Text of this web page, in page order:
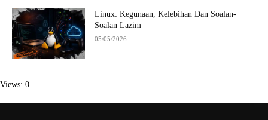
Linux: Kegunaan, Kelebihan Dan Soalan-
Soalan Lazim
05/05/2026
Views: 0